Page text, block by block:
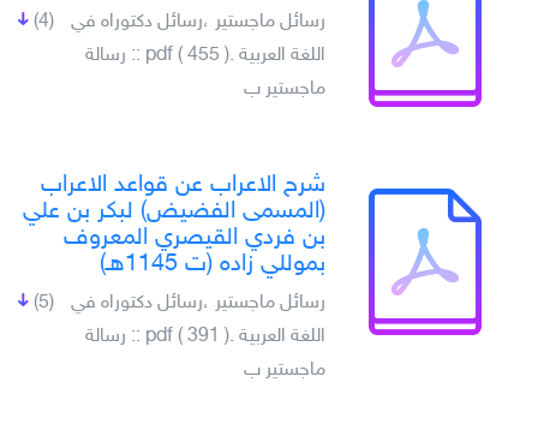
(4)
رسائل ماجستير ،رسائل دكتوراه في
اللغة العربية .pdf ( 455 ) :: رسالة
ماجستير ب
شرح الاعراب عن قواعد الاعراب
(المسمى الفضيض) لبكر بن علي
بن فردي القيصري المعروف
بموللي زاده (ت 1145هـ)
(5)
رسائل ماجستير ،رسائل دكتوراه في
اللغة العربية .pdf ( 391 ) :: رسالة
ماجستير ب